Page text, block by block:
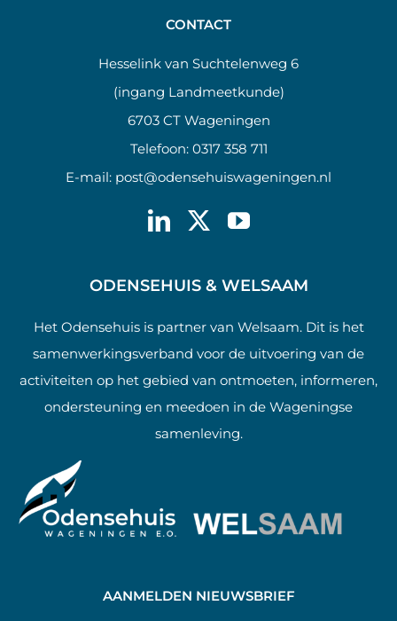
CONTACT
Hesselink van Suchtelenweg 6
(ingang Landmeetkunde)
6703 CT Wageningen
Telefoon: 0317 358 711
E-mail: post@odensehuiswageningen.nl
ODENSEHUIS & WELSAAM
Het Odensehuis is partner van Welsaam. Dit is het
samenwerkingsverband voor de uitvoering van de
activiteiten op het gebied van ontmoeten, informeren,
ondersteuning en meedoen in de Wageningse
samenleving.
AANMELDEN NIEUWSBRIEF